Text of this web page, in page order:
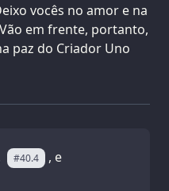
vocês no amor e na
em frente, portanto,
paz do Criador Uno
#40.4 , e